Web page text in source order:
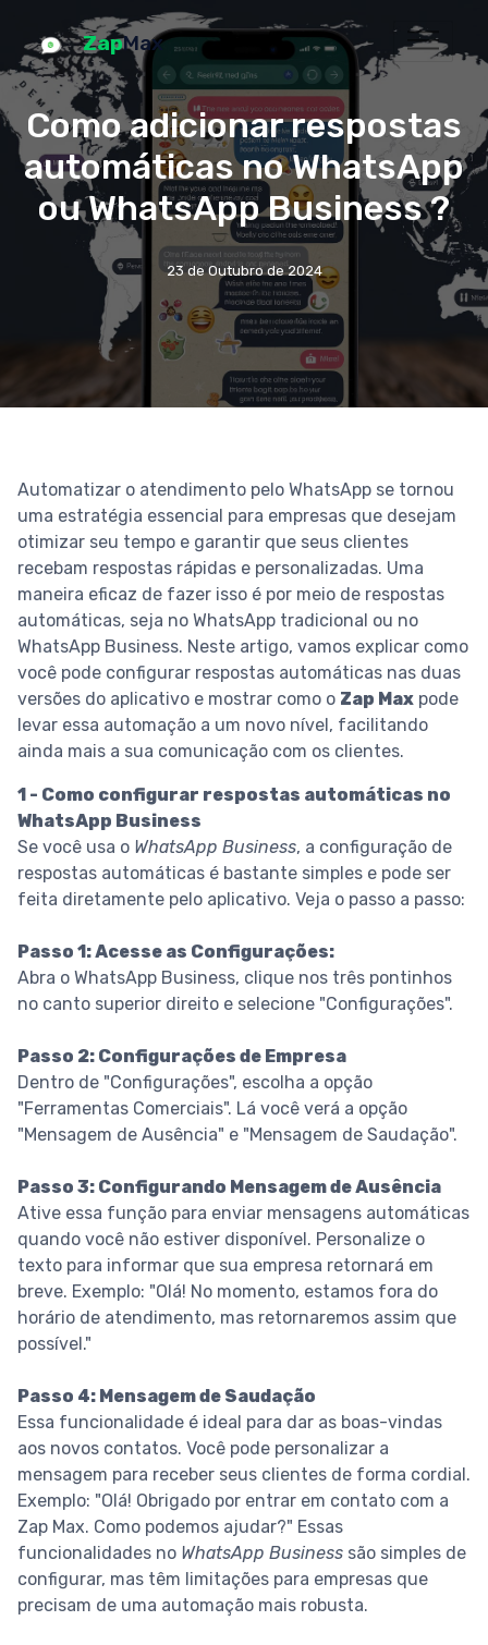
Como adicionar respostas
automáticas no WhatsApp
ou WhatsApp Business ?
23 de Outubro de 2024
Automatizar o atendimento pelo WhatsApp se tornou
uma estratégia essencial para empresas que desejam
otimizar seu tempo e garantir que seus clientes
recebam respostas rápidas e personalizadas. Uma
maneira eficaz de fazer isso é por meio de respostas
automáticas, seja no WhatsApp tradicional ou no
WhatsApp Business. Neste artigo, vamos explicar como
você pode configurar respostas automáticas nas duas
versões do aplicativo e mostrar como o Zap Max pode
levar essa automação a um novo nível, facilitando
ainda mais a sua comunicação com os clientes.
1 - Como configurar respostas automáticas no
WhatsApp Business
Se você usa o WhatsApp Business, a configuração de
respostas automáticas é bastante simples e pode ser
feita diretamente pelo aplicativo. Veja o passo a passo:
Passo 1: Acesse as Configurações:
Abra o WhatsApp Business, clique nos três pontinhos
no canto superior direito e selecione "Configurações".
Passo 2: Configurações de Empresa
Dentro de "Configurações", escolha a opção
"Ferramentas Comerciais". Lá você verá a opção
"Mensagem de Ausência" e "Mensagem de Saudação".
Passo 3: Configurando Mensagem de Ausência
Ative essa função para enviar mensagens automáticas
quando você não estiver disponível. Personalize o
texto para informar que sua empresa retornará em
breve. Exemplo: "Olá! No momento, estamos fora do
horário de atendimento, mas retornaremos assim que
possível."
Passo 4: Mensagem de Saudação
Essa funcionalidade é ideal para dar as boas-vindas
aos novos contatos. Você pode personalizar a
mensagem para receber seus clientes de forma cordial.
Exemplo: "Olá! Obrigado por entrar em contato com a
Zap Max. Como podemos ajudar?" Essas
funcionalidades no WhatsApp Business são simples de
configurar, mas têm limitações para empresas que
precisam de uma automação mais robusta.
ZapMax